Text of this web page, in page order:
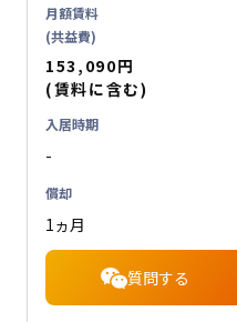
月額賃料
(共益費)
153,090円
(賃料に含む)
入居時期
-
償却
1ヵ月
質問する